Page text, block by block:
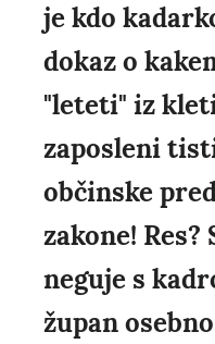
je kdo
dokaz o
"leteti" iz
zaposleni
občinske
zakone!
neguje s
župan